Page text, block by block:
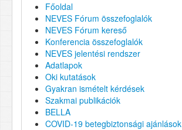
Főoldal
NEVES Fórum összefoglalók
NEVES Fórum kereső
Konferencia összefoglalók
NEVES jelentési rendszer
Adatlapok
Oki kutatások
Gyakran ismételt kérdések
Szakmai publikációk
BELLA
COVID-19 betegbiztonsági ajánlások